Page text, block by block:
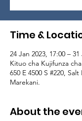
Time &
24 Jan 2023, 17:00 –
Kituo cha Kujifunza
650 E 4500 S #220,
Marekani.
About the